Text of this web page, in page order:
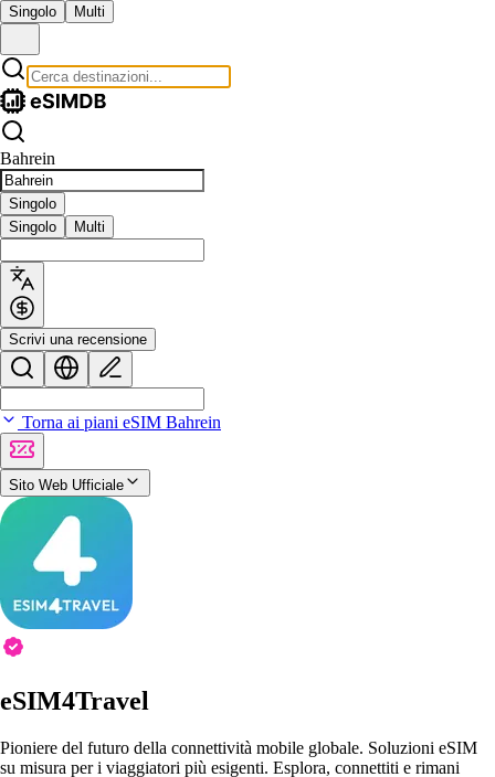
Singolo Multi
Bahrein
Singolo
Singolo
Multi
Scrivi una recensione
Torna ai piani eSIM Bahrein
Sito Web Ufficiale
eSIM4Travel
Pioniere del futuro della connettività mobile globale. Soluzioni eSIM
su misura per i viaggiatori più esigenti. Esplora, connettiti e rimani